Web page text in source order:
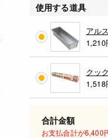
使用する道具
アル
1,210
クッ
1,518
合計金額
お支払合計が6,400